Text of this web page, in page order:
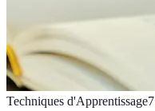
Techniques d'Apprentissage7